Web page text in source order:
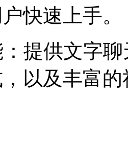
快速上手。
提供文字
以及丰富